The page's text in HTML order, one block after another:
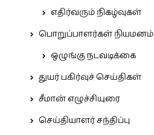
எதிர்வரும் நிகழ்வுகள்
பொறுப்பாளர்கள் நியமனம்
ஒழுங்கு நடவடிக்கை
துயர் பகிர்வுச் செய்திகள்
சீமான் எழுச்சியுரை
செய்தியாளர் சந்திப்பு